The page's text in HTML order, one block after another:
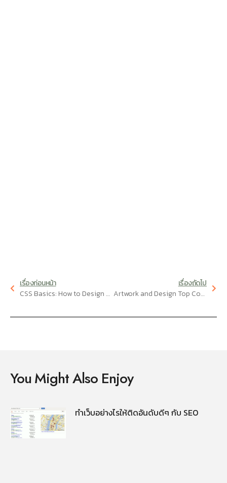
เรื่องก่อนหน้า
CSS Basics: How to Design & Code a Stylish Button
เรื่องถัดไป
Artwork and Design Top Combined
You Might Also Enjoy
ทำเว็บอย่างไรให้ติดอันดับดีๆ กับ SEO